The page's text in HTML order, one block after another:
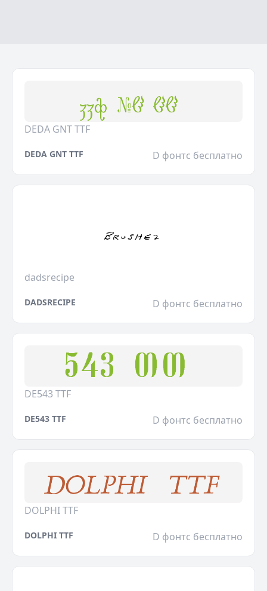
DEDA GNT TTF
DEDA GNT TTF D фонтс бесплатно
dadsrecipe
DADSRECIPE D фонтс бесплатно
DE543 TTF
DE543 TTF D фонтс бесплатно
DOLPHI TTF
DOLPHI TTF D фонтс бесплатно